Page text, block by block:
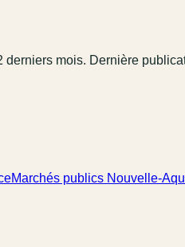
derniers mois. Dernière
Marchés publics Nouvelle-